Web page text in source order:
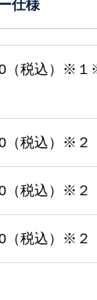
仕様
（税込）※１
（税込）※２
（税込）※２
（税込）※２